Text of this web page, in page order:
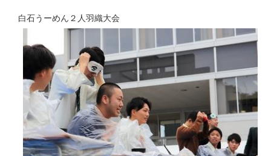
白石うーめん２人羽織大会